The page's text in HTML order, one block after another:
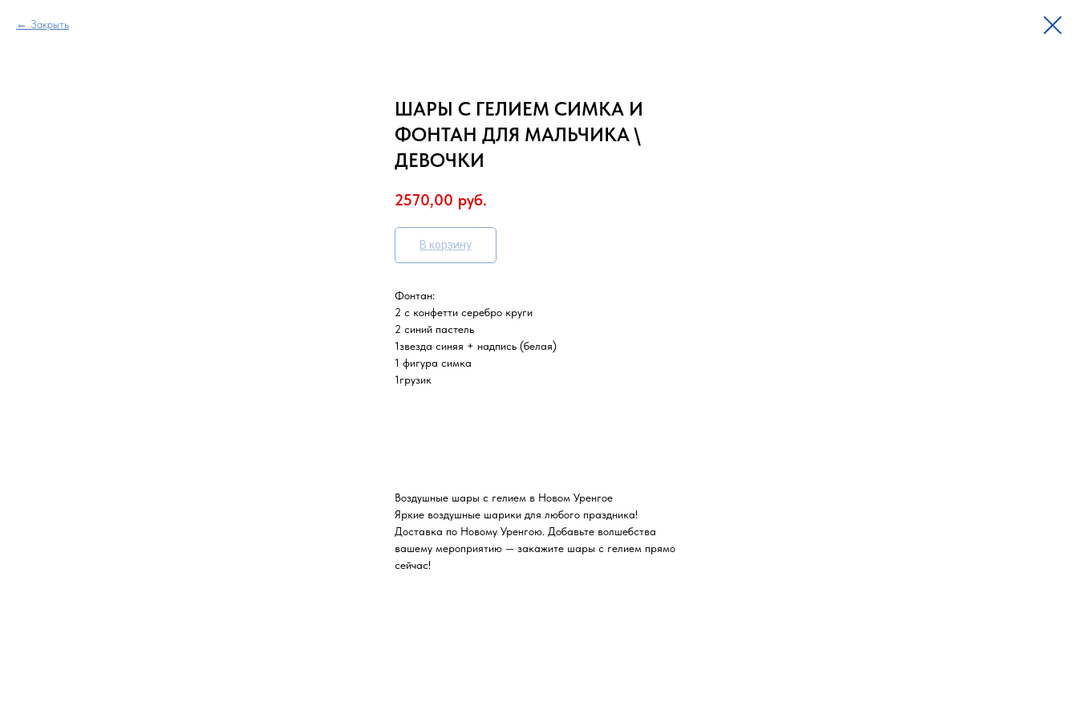
Закрыть
ШАРЫ С ГЕЛИЕМ СИМКА И
ФОНТАН ДЛЯ МАЛЬЧИКА \
ДЕВОЧКИ
2570,00 руб.
В корзину
Фонтан:
2 с конфетти серебро круги
2 синий пастель
1звезда синяя + надпись (белая)
1 фигура симка
1грузик
Воздушные шары с гелием в Новом Уренгое
Яркие воздушные шарики для любого праздника!
Доставка по Новому Уренгою. Добавьте волшебства
вашему мероприятию — закажите шары с гелием прямо
сейчас!